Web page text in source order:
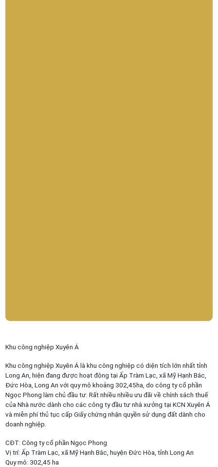
Khu công nghiệp Xuyên Á
Khu công nghiệp Xuyên Á là khu công nghiệp có diện tích lớn nhất tỉnh
Long An, hiện đang được hoạt động tại Ấp Tràm Lạc, xã Mỹ Hạnh Bắc,
Đức Hòa, Long An với quy mô khoảng 302,45ha, do công ty cổ phần
Ngọc Phong làm chủ đầu tư. Rất nhiều nhiều ưu đãi về chính sách thuế
của Nhà nước dành cho các công ty đầu tư nhà xưởng tại KCN Xuyên Á
và miễn phí thủ tục cấp Giấy chứng nhận quyền sử dụng đất dành cho
doanh nghiệp.
CĐT: Công ty cổ phần Ngọc Phong
Vị trí: Ấp Tràm Lạc, xã Mỹ Hạnh Bắc, huyện Đức Hòa, tỉnh Long An
Quy mô: 302,45 ha